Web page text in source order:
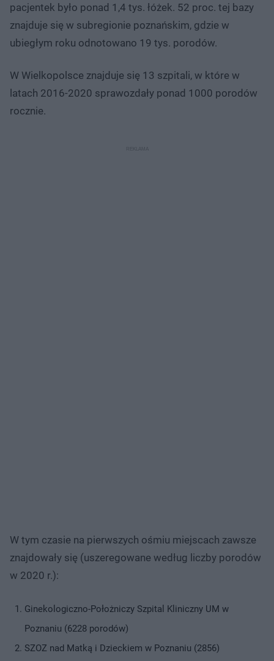
pacjentek było ponad 1,4 tys. łóżek. 52 proc. tej bazy
znajduje się w subregionie poznańskim, gdzie w
ubiegłym roku odnotowano 19 tys. porodów.
W Wielkopolsce znajduje się 13 szpitali, w które w
latach 2016-2020 sprawozdały ponad 1000 porodów
rocznie.
W tym czasie na pierwszych ośmiu miejscach zawsze
znajdowały się (uszeregowane według liczby porodów
w 2020 r.):
Ginekologiczno-Położniczy Szpital Kliniczny UM w
Poznaniu (6228 porodów)
SZOZ nad Matką i Dzieckiem w Poznaniu (2856)